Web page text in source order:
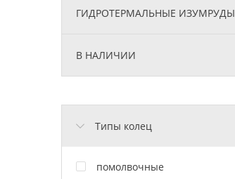
ГИДРОТЕРМАЛЬНЫЕ ИЗУМРУДЫ
В НАЛИЧИИ
Типы колец
помолвочные